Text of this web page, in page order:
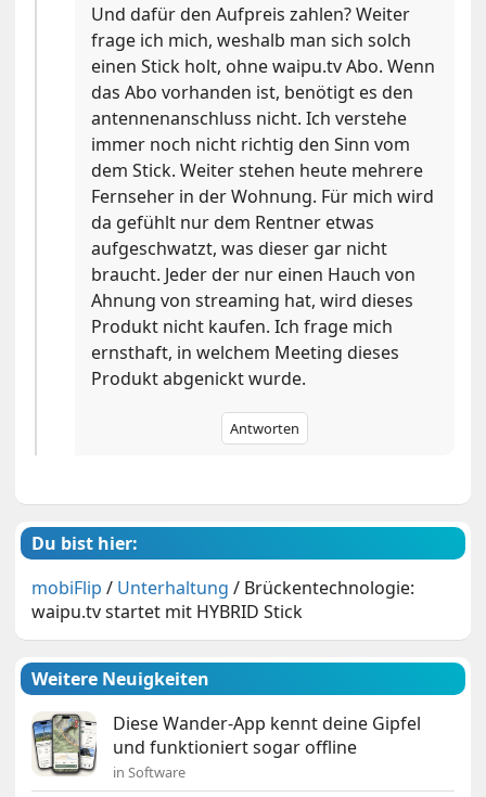
Und dafür den Aufpreis zahlen? Weiter
frage ich mich, weshalb man sich solch
einen Stick holt, ohne waipu.tv Abo. Wenn
das Abo vorhanden ist, benötigt es den
antennenanschluss nicht. Ich verstehe
immer noch nicht richtig den Sinn vom
dem Stick. Weiter stehen heute mehrere
Fernseher in der Wohnung. Für mich wird
da gefühlt nur dem Rentner etwas
aufgeschwatzt, was dieser gar nicht
braucht. Jeder der nur einen Hauch von
Ahnung von streaming hat, wird dieses
Produkt nicht kaufen. Ich frage mich
ernsthaft, in welchem Meeting dieses
Produkt abgenickt wurde.
Antworten
Du bist hier:
mobiFlip / Unterhaltung / Brückentechnologie:
waipu.tv startet mit HYBRID Stick
Weitere Neuigkeiten
Diese Wander-App kennt deine Gipfel
und funktioniert sogar offline
in Software